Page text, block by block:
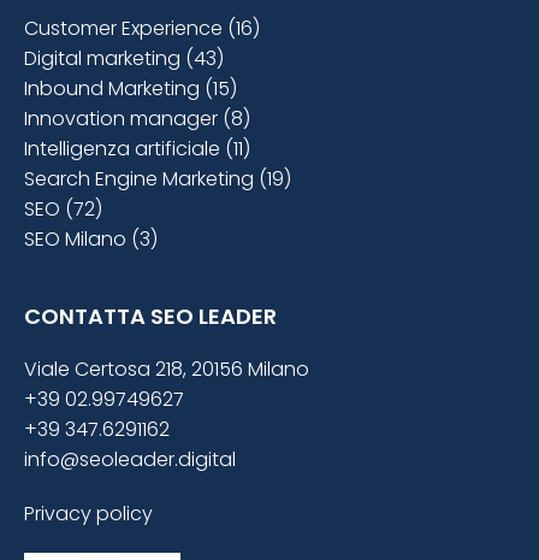
Customer Experience (16)
Digital marketing (43)
Inbound Marketing (15)
Innovation manager (8)
Intelligenza artificiale (11)
Search Engine Marketing (19)
SEO (72)
SEO Milano (3)
CONTATTA SEO LEADER
Viale Certosa 218, 20156 Milano
+39 02.99749627
+39 347.6291162
info@seoleader.digital
Privacy policy